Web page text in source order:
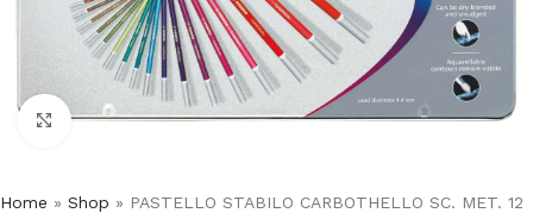
Click to enlarge
Home » Shop » PASTELLO STABILO CARBOTHELLO SC. MET. 12